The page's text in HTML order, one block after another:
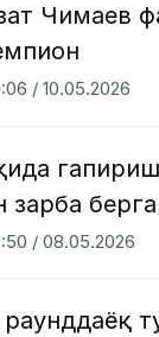
Чимаев
/ 10.05.2026
зарба
/ 08.05.2026
раунддаёқ